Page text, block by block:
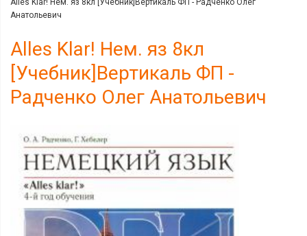
Alles Klar! Нем. яз 8кл [Учебник]Вертикаль ФП - Радченко Олег
Анатольевич
Alles Klar! Нем. яз 8кл
[Учебник]Вертикаль ФП -
Радченко Олег Анатольевич